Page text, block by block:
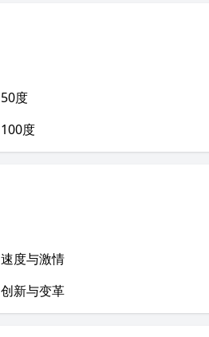
50度
100度
速度与激情
创新与变革